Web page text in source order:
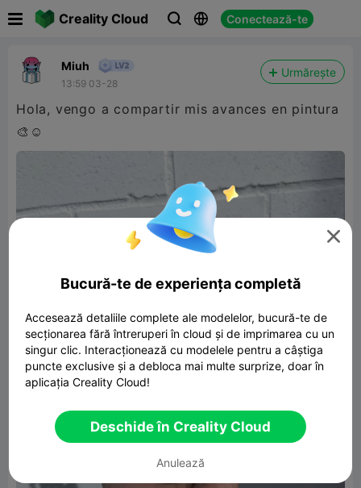
Creality Cloud   Conectează-te
Miuh
13:59 03-28
Urmărește
Hola, vengo a compartir mis avances en pintura
🎨☺️

Bucură-te de experiența completă
Accesează detaliile complete ale modelelor, bucură-te de
secționarea fără întreruperi în cloud și de imprimarea cu un
singur clic. Interacționează cu modelele pentru a câștiga
puncte exclusive și a debloca mai multe surprize, doar în
aplicația Creality Cloud!
Deschide în Creality Cloud
Anulează